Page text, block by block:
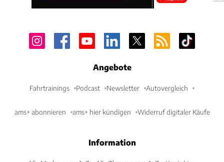
Angebote
Fahrtrainings Podcast Newsletter Autovergleich
ams+ abonnieren ams+ hier kündigen Widerruf digitaler Käufe
Information